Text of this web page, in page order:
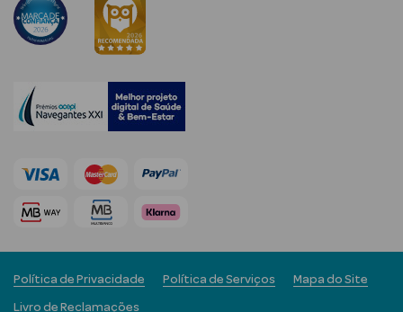
Rosto e
Cosmética
Rosto
Séruns Faciais
Anti-
envelhecimento
Política de Privacidade Política de Serviços Mapa do Site
Livro de Reclamações